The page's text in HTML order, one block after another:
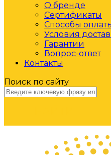
О бренде
Сертификаты
Способы
Условия
Гарантии
Вопрос-ответ
Контакты
Поиск по сайту